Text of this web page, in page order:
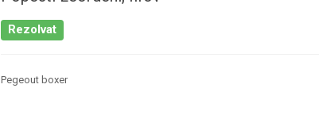
Rezolvat
Pegeout boxer